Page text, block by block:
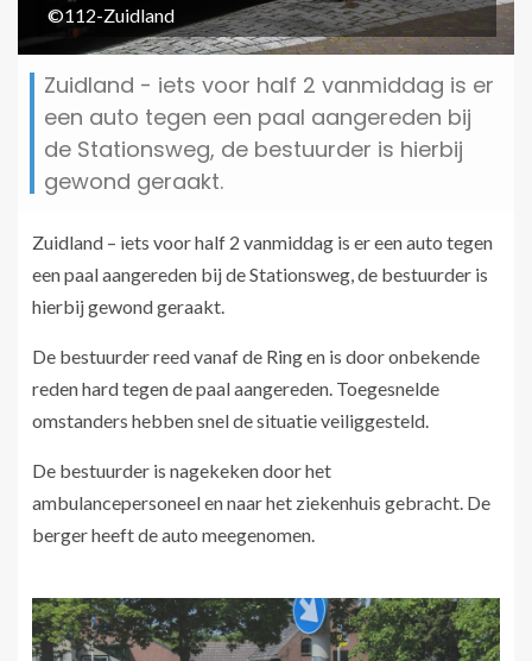
©112-Zuidland
Zuidland - iets voor half 2 vanmiddag is er
een auto tegen een paal aangereden bij
de Stationsweg, de bestuurder is hierbij
gewond geraakt.
Zuidland – iets voor half 2 vanmiddag is er een auto tegen
een paal aangereden bij de Stationsweg, de bestuurder is
hierbij gewond geraakt.
De bestuurder reed vanaf de Ring en is door onbekende
reden hard tegen de paal aangereden. Toegesnelde
omstanders hebben snel de situatie veiliggesteld.
De bestuurder is nagekeken door het
ambulancepersoneel en naar het ziekenhuis gebracht. De
berger heeft de auto meegenomen.